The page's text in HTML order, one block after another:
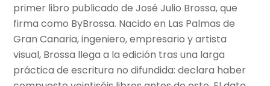
primer libro publicado de José Julio Brossa, que
firma como ByBrossa. Nacido en Las Palmas de
Gran Canaria, ingeniero, empresario y artista
visual, Brossa llega a la edición tras una larga
práctica de escritura no difundida: declara haber